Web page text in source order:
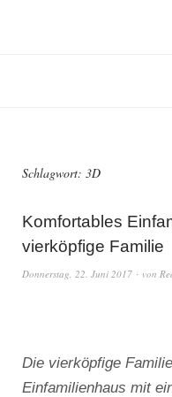
Schlagwort: 3D
Komfortables
vierköpfige Familie
Donnerstag, 22. Juni 2017 von
Die vierköpfige
Einfamilienhaus mit